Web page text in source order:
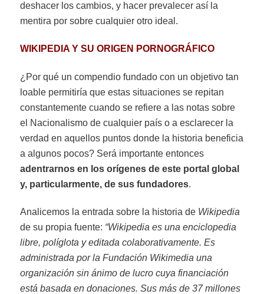
deshacer los cambios, y hacer prevalecer así la
mentira por sobre cualquier otro ideal.
WIKIPEDIA Y SU ORIGEN PORNOGRÁFICO
¿Por qué un compendio fundado con un objetivo tan
loable permitiría que estas situaciones se repitan
constantemente cuando se refiere a las notas sobre
el Nacionalismo de cualquier país o a esclarecer la
verdad en aquellos puntos donde la historia beneficia
a algunos pocos? Será importante entonces
adentrarnos en los orígenes de este portal global
y, particularmente, de sus fundadores.
Analicemos la entrada sobre la historia de Wikipedia
de su propia fuente: “Wikipedia es una enciclopedia
libre, políglota y editada colaborativamente. Es
administrada por la Fundación Wikimedia una
organización sin ánimo de lucro cuya financiación
está basada en donaciones. Sus más de 37 millones